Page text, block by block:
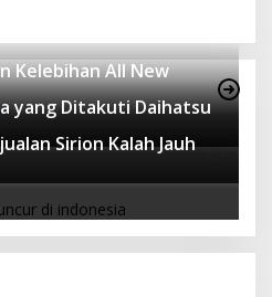
Kelebihan All New
yang Ditakuti Daihatsu
Sirion Kalah Jauh